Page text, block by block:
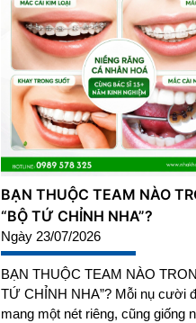
BẠN THUỘC TEAM NÀO
“BỘ TỨ CHỈNH NHA”?
Ngày 23/07/2026
BẠN THUỘC TEAM NÀO
TỨ CHỈNH NHA”? Mỗi nụ cười
mang một nét riêng, cũng giống